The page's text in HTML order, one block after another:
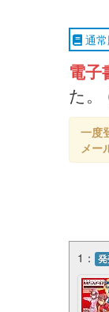
通
電子
た。
一度
メー
1：